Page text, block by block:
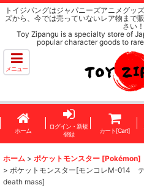
トイジパングはジャパニーズアニメグッ
ズから、今では売っていないレア物まで
さい！
Toy Zipangu is a specialty store of
popular character goods to
メニュー
ホーム
ログイン・新規
登録
カート[Cart]
ホーム > ポケットモンスター [Pokémon]
> ポケットモンスター[モンコレM-014
death mass]